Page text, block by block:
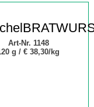
Art-Nr. 1148
g /€ 38,30/kg